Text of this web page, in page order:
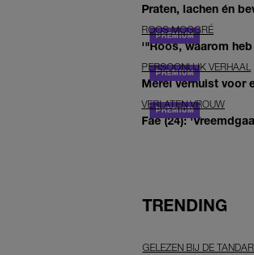
Praten, lachen én
ROOS MOGGRÉ
'"Roos, waarom
PERSOONLIJK VERHAAL
Merel verhuist voor
VERLATEN VROUW
Fae (24):
TRENDING
GELEZEN BIJ DE